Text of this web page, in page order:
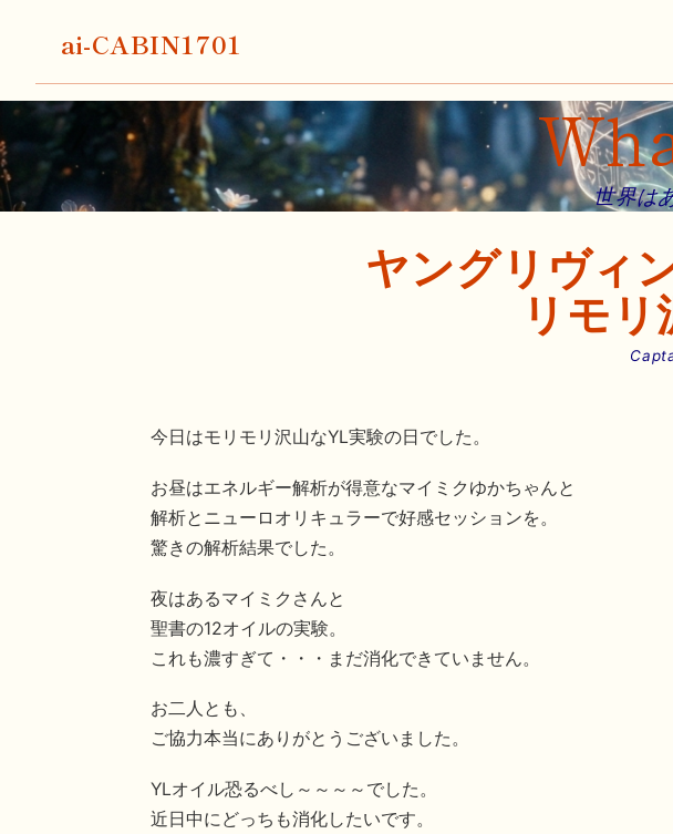
ai-CABIN1701
世界は
ヤングリヴィ
リモリ
今日はモリモリ沢山なYL実験の日でした。
お昼はエネルギー解析が得意なマイミクゆかちゃんと
解析とニューロオリキュラーで好感セッションを。
驚きの解析結果でした。
夜はあるマイミクさんと
聖書の12オイルの実験。
これも濃すぎて・・・まだ消化できていません。
お二人とも、
ご協力本当にありがとうございました。
YLオイル恐るべし～～～～でした。
近日中にどっちも消化したいです。